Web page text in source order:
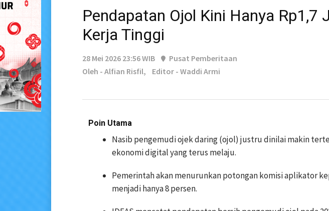
Pendapatan Ojol Kini Hanya Rp1,7
Kerja Tinggi
28 Mei 2026 23:56 WIB
Pusat Pemberitaan
Oleh - Alfian Risfil,
Editor - Waddi Armi
Poin Utama
Nasib pengemudi ojek daring (ojol) justru dinilai makin
ekonomi digital yang terus melaju.
Pemerintah akan menurunkan potongan komisi aplikator
menjadi hanya 8 persen.